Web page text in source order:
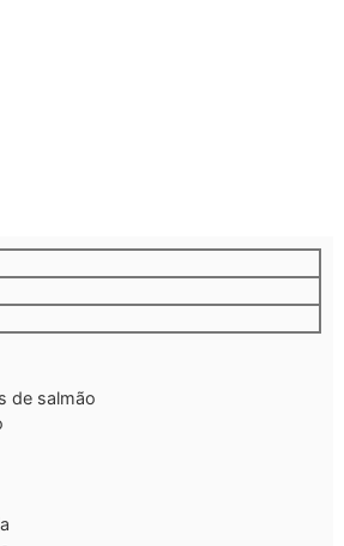
de salmão